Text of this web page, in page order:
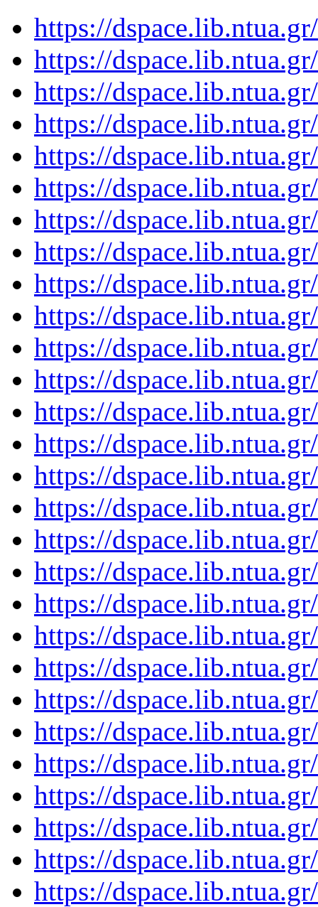
https://
https://
https://
https://
https://
https://
https://
https://
https://
https://
https://
https://
https://
https://
https://
https://
https://
https://
https://
https://
https://
https://
https://
https://
https://
https://
https://
https://